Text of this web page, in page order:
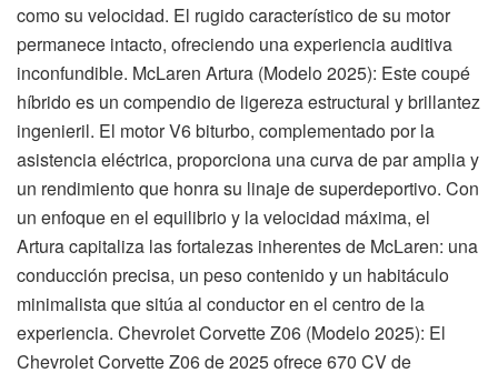
como su velocidad. El rugido característico de su motor
permanece intacto, ofreciendo una experiencia auditiva
inconfundible. McLaren Artura (Modelo 2025): Este coupé
híbrido es un compendio de ligereza estructural y brillantez
ingenieril. El motor V6 biturbo, complementado por la
asistencia eléctrica, proporciona una curva de par amplia y
un rendimiento que honra su linaje de superdeportivo. Con
un enfoque en el equilibrio y la velocidad máxima, el
Artura capitaliza las fortalezas inherentes de McLaren: una
conducción precisa, un peso contenido y un habitáculo
minimalista que sitúa al conductor en el centro de la
experiencia. Chevrolet Corvette Z06 (Modelo 2025): El
Chevrolet Corvette Z06 de 2025 ofrece 670 CV de